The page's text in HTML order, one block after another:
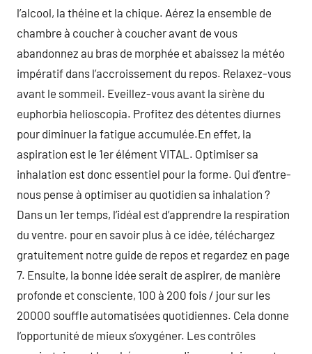
l’alcool, la théine et la chique. Aérez la ensemble de
chambre à coucher à coucher avant de vous
abandonnez au bras de morphée et abaissez la météo
impératif dans l’accroissement du repos. Relaxez-vous
avant le sommeil. Eveillez-vous avant la sirène du
euphorbia helioscopia. Profitez des détentes diurnes
pour diminuer la fatigue accumulée.En effet, la
aspiration est le 1er élément VITAL. Optimiser sa
inhalation est donc essentiel pour la forme. Qui d’entre-
nous pense à optimiser au quotidien sa inhalation ?
Dans un 1er temps, l’idéal est d’apprendre la respiration
du ventre. pour en savoir plus à ce idée, téléchargez
gratuitement notre guide de repos et regardez en page
7. Ensuite, la bonne idée serait de aspirer, de manière
profonde et consciente, 100 à 200 fois / jour sur les
20000 souffle automatisées quotidiennes. Cela donne
l’opportunité de mieux s’oxygéner. Les contrôles